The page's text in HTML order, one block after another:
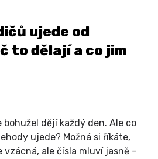
ujede od
to dělají a co jim
bohužel dějí každý den. Ale co
ujede? Možná si říkáte,
ale čísla mluví jasně –